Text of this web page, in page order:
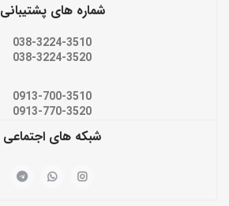
شماره های پشتیبانی
038-3224-3510
038-3224-3520
0913-700-3510
0913-770-3520
شبکه های اجتماعی